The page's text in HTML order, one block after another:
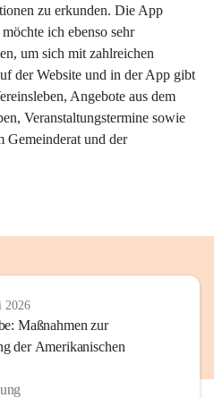
zu erkunden. Die App
ich ebenso sehr
um sich mit zahlreichen
der Website und in der App gibt
Angebote aus dem
Veranstaltungstermine sowie
Gemeinderat und der
2026
Maßnahmen zur
der Amerikanischen